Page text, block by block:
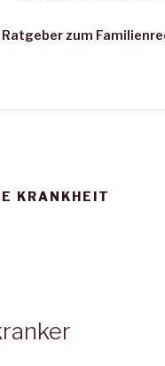
Ratgeber zum
KRANKHEIT